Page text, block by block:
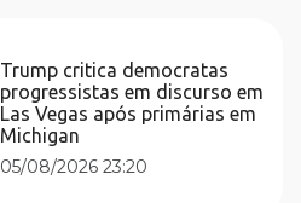
Trump critica democratas
progressistas em discurso em
Las Vegas após primárias em
Michigan
05/08/2026 23:20